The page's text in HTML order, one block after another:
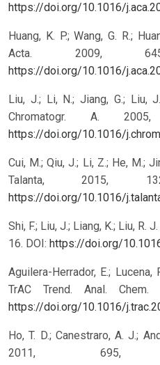
https://doi.org/10.1016/
Huang, K. P.; Wang, G. R.;
Acta. 2009,
https://doi.org/10.1016/
Liu, J.; Li, N.; Jiang, G.; Liu,
Chromatogr. A.
https://doi.org/10.1016/
Cui, M.; Qiu, J.; Li, Z.; He, M.;
Talanta, 2015,
https://doi.org/10.1016/
Shi, F.; Liu, J.; Liang, K.; Liu, R.
16. DOI: https://doi.org/
Aguilera-Herrador, E.; Lucena,
TrAC Trend. Anal.
https://doi.org/10.1016/
Ho, T. D.; Canestraro, A. J.;
2011, 695,